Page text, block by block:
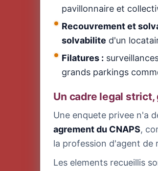
pavillonnaire et
Recouvrement et
solvabilite d'un
Filatures :
grands parkings
Un cadre legal
Une enquete privee n'a
agrement du CNAPS,
la profession d'agent de
Les elements recueillis